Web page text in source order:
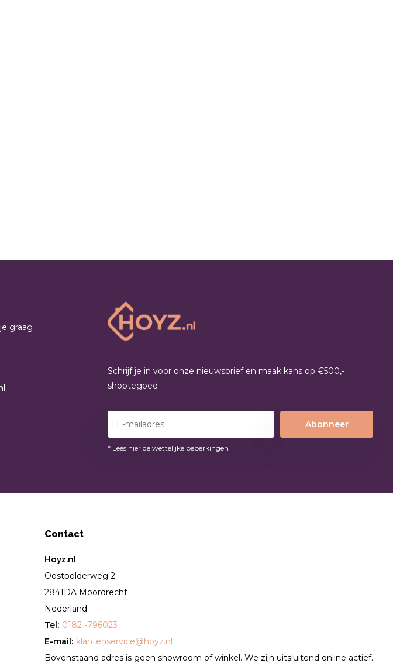
graag
Schrijf je in voor onze nieuwsbrief en maak kans op €500,-
shoptegoed
Abonneer
* Lees hier de wettelijke beperkingen
Contact
Hoyz.nl
Oostpolderweg 2
2841DA Moordrecht
Nederland
Tel: 0182 -796023
E-mail: klantenservice@hoyz.nl
Bovenstaand adres is geen showroom of winkel. We zijn uitsluitend online actief.